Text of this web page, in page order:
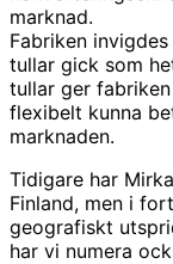
marknad.
Fabriken
tullar gick som
tullar ger
flexibelt kunna
marknaden.
Tidigare har
Finland, men i
geografiskt
har vi numera